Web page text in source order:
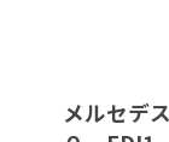
TUCとは？
メルセデ